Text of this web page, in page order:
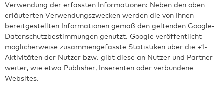
Verwendung der erfassten Informationen: Neben den oben
erläuterten Verwendungszwecken werden die von Ihnen
bereitgestellten Informationen gemäß den geltenden Google-
Datenschutzbestimmungen genutzt. Google veröffentlicht
möglicherweise zusammengefasste Statistiken über die +1-
Aktivitäten der Nutzer bzw. gibt diese an Nutzer und Partner
weiter, wie etwa Publisher, Inserenten oder verbundene
Websites.